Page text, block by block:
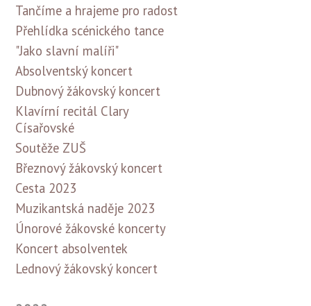
Tančíme a hrajeme pro radost
Přehlídka scénického tance
"Jako slavní malíři"
Absolventský koncert
Dubnový žákovský koncert
Klavírní recitál Clary
Císařovské
Soutěže ZUŠ
Březnový žákovský koncert
Cesta 2023
Muzikantská naděje 2023
Únorové žákovské koncerty
Koncert absolventek
Lednový žákovský koncert